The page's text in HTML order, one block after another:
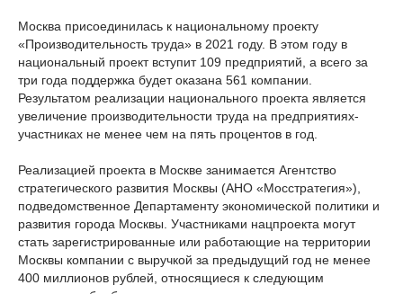
Москва присоединилась к национальному проекту
«Производительность труда» в 2021 году. В этом году в
национальный проект вступит 109 предприятий, а всего за
три года поддержка будет оказана 561 компании.
Результатом реализации национального проекта является
увеличение производительности труда на предприятиях-
участниках не менее чем на пять процентов в год.
Реализацией проекта в Москве занимается Агентство
стратегического развития Москвы (АНО «Мосстратегия»),
подведомственное Департаменту экономической политики и
развития города Москвы. Участниками нацпроекта могут
стать зарегистрированные или работающие на территории
Москвы компании с выручкой за предыдущий год не менее
400 миллионов рублей, относящиеся к следующим